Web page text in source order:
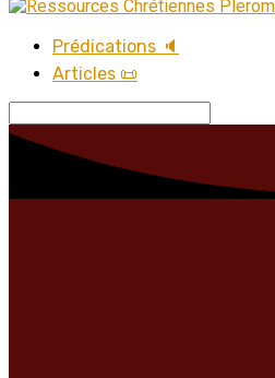
Prédications 🔈
Articles 📜